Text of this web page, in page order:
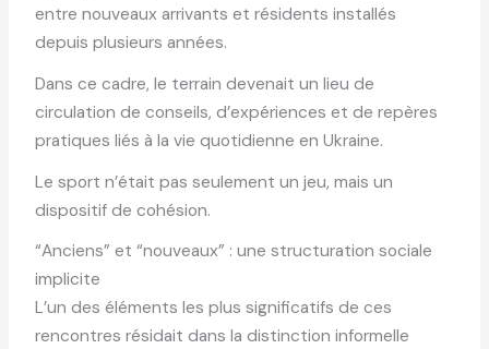
entre nouveaux arrivants et résidents installés
depuis plusieurs années.
Dans ce cadre, le terrain devenait un lieu de
circulation de conseils, d’expériences et de repères
pratiques liés à la vie quotidienne en Ukraine.
Le sport n’était pas seulement un jeu, mais un
dispositif de cohésion.
“Anciens” et “nouveaux” : une structuration sociale
implicite
L’un des éléments les plus significatifs de ces
rencontres résidait dans la distinction informelle